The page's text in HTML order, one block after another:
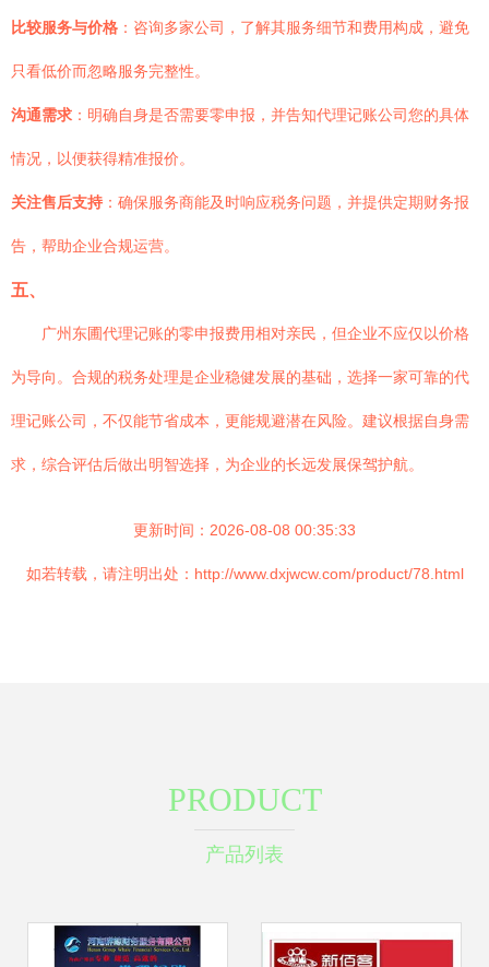
比较服务与价格 ：咨询多家公司，了解其服务细节和费用构成，避免
只看低价而忽略服务完整性。
沟通需求 ：明确自身是否需要零申报，并告知代理记账公司您的具体
情况，以便获得精准报价。
关注售后支持 ：确保服务商能及时响应税务问题，并提供定期财务报
告，帮助企业合规运营。
五、
广州东圃代理记账的零申报费用相对亲民，但企业不应仅以价格
为导向。合规的税务处理是企业稳健发展的基础，选择一家可靠的代
理记账公司，不仅能节省成本，更能规避潜在风险。建议根据自身需
求，综合评估后做出明智选择，为企业的长远发展保驾护航。
更新时间：2026-08-08 00:35:33
如若转载，请注明出处：http://www.dxjwcw.com/product/78.html
PRODUCT
产品列表